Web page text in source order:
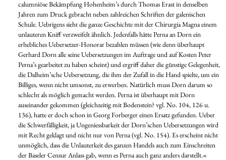
calumniöse Bekämpfung Hohenheim’s durch Thomas Erast in denselben
Jahren zum Druck gebracht neben zahlreichen Schriften der galenischen
Schule. Uebrigens sieht die ganze Geschichte mit der Chirurgia Magna einem
unlauteren Kniff verzweifelt ähnlich. Jedenfalls hätte Perna an Dorn ein
erhebliches Uebersetzer-Honorar bezahlen müssen (wie denn überhaupt
Gerhard Dorn alle seine Uebersetzungen im Auftrage und auf Kosten Peter
Perna’s gearbeitet zu haben scheint) und ergriff daher die günstige Gelegenheit,
die Dalheim’sche Uebersetzung, die ihm der Zufall in die Hand spielte, um ein
Billiges, wenn nicht umsonst, zu erwerben. Natürlich muss Dorn darum so
schlecht als möglich gemacht werden. Perna ist überhaupt mit Dorn
auseinander gekommen (gleichzeitig mit Bodenstein? vgl. No. 104, 126 u.
136), hatte er doch schon in Georg Forberger einen Ersatz gefunden. Ueber
die Schwerfälligkeit, ja Ungeniessbarkeit der Dorn’schen Uebersetzungen wird
mit Recht geklagt und nicht nur von Perna (vgl. No. 154). Es erscheint nicht
unmöglich, dass die Unlauterkeit des ganzen Handels auch zum Einschreiten
der Baseler Censur Anlass gab, wenn es Perna auch ganz anders darstellt.«